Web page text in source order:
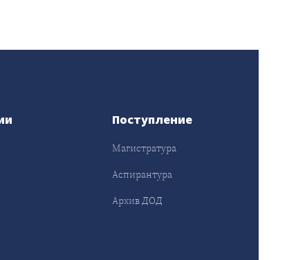
Поступление
Магистратура
Аспирантура
Архив ДОД